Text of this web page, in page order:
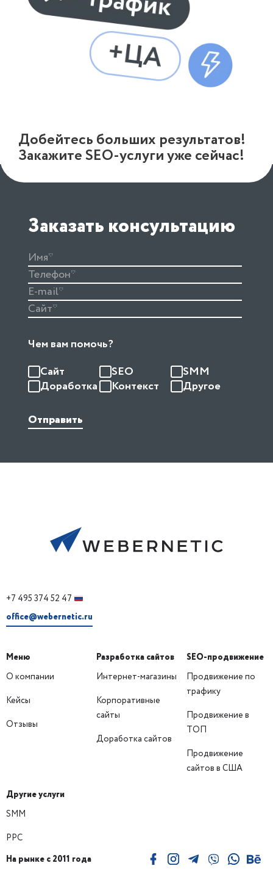
Добейтесь больших результатов!
Закажите SEO-услуги уже сейчас!
Заказать консультацию
Чем вам помочь?
Сайт
SEO
SMM
Доработка
Контекст Другое
Отправить
+7 495 374 52 47
office@webernetic.ru
Меню
О компании
Кейсы
Отзывы
Разработка сайтов
Интернет-магазины
Корпоративные
сайты
Доработка сайтов
SEO-продвижение
Продвижение по
трафику
Продвижение в
ТОП
Продвижение
сайтов в США
Другие услуги
SMM
PPC
На рынке с 2011 года